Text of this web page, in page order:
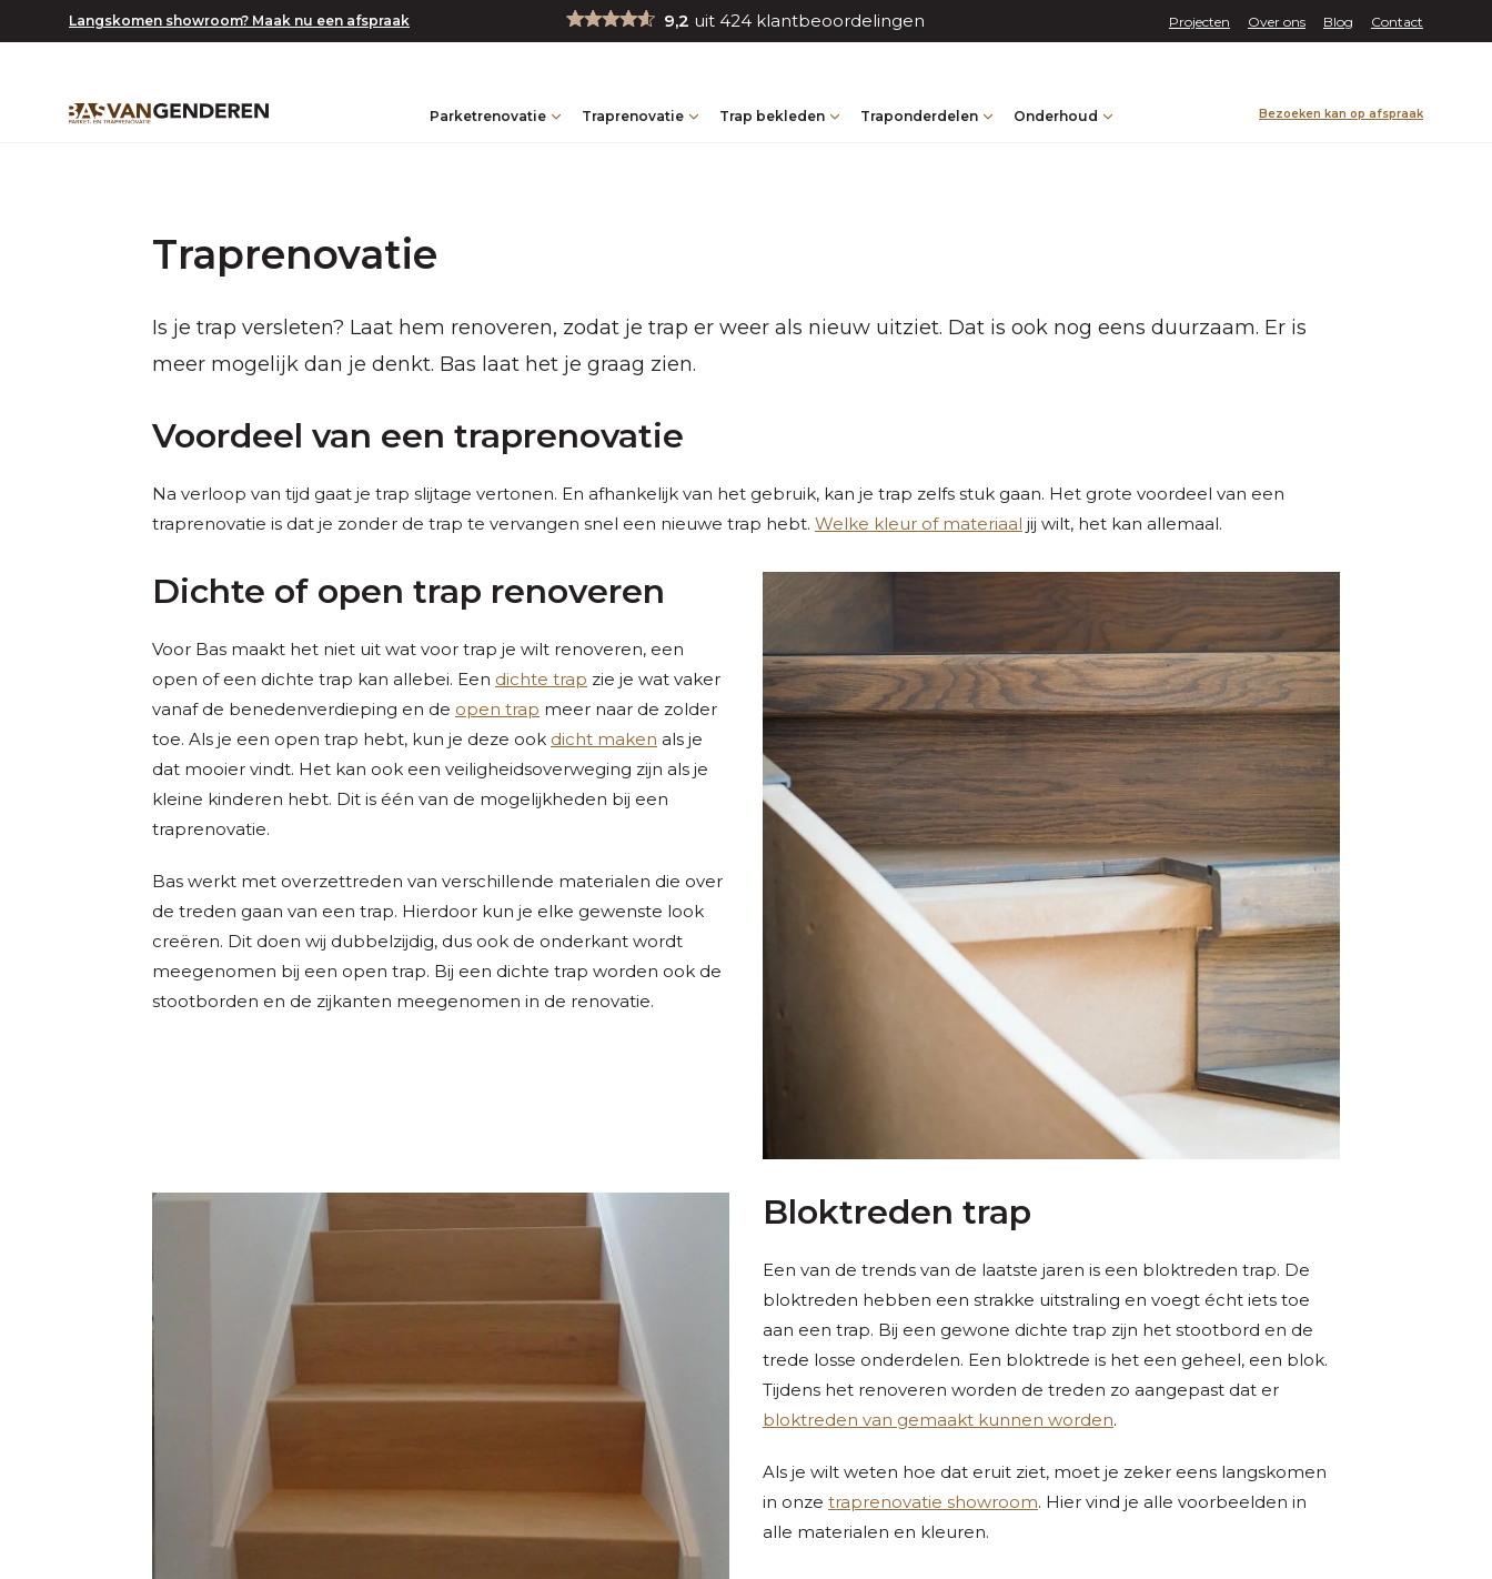
Langskomen showroom? Maak nu een afspraak 9,2 uit 424 klantbeoordelingen Projecten Over ons Blog Contact
Parketrenovatie Traprenovatie Trap bekleden Traponderdelen Onderhoud Bezoeken kan op afspraak
Traprenovatie
Is je trap versleten? Laat hem renoveren, zodat je trap er weer als nieuw uitziet. Dat is ook nog eens duurzaam. Er is
meer mogelijk dan je denkt. Bas laat het je graag zien.
Voordeel van een traprenovatie
Na verloop van tijd gaat je trap slijtage vertonen. En afhankelijk van het gebruik, kan je trap zelfs stuk gaan. Het grote voordeel van een
traprenovatie is dat je zonder de trap te vervangen snel een nieuwe trap hebt. Welke kleur of materiaal jij wilt, het kan allemaal.
Dichte of open trap renoveren
Voor Bas maakt het niet uit wat voor trap je wilt renoveren, een
open of een dichte trap kan allebei. Een dichte trap zie je wat vaker
vanaf de benedenverdieping en de open trap meer naar de zolder
toe. Als je een open trap hebt, kun je deze ook dicht maken als je
dat mooier vindt. Het kan ook een veiligheidsoverweging zijn als je
kleine kinderen hebt. Dit is één van de mogelijkheden bij een
traprenovatie.
Bas werkt met overzettreden van verschillende materialen die over
de treden gaan van een trap. Hierdoor kun je elke gewenste look
creëren. Dit doen wij dubbelzijdig, dus ook de onderkant wordt
meegenomen bij een open trap. Bij een dichte trap worden ook de
stootborden en de zijkanten meegenomen in de renovatie.
Bloktreden trap
Een van de trends van de laatste jaren is een bloktreden trap. De
bloktreden hebben een strakke uitstraling en voegt écht iets toe
aan een trap. Bij een gewone dichte trap zijn het stootbord en de
trede losse onderdelen. Een bloktrede is het een geheel, een blok.
Tijdens het renoveren worden de treden zo aangepast dat er
bloktreden van gemaakt kunnen worden.
Als je wilt weten hoe dat eruit ziet, moet je zeker eens langskomen
in onze traprenovatie showroom. Hier vind je alle voorbeelden in
alle materialen en kleuren.